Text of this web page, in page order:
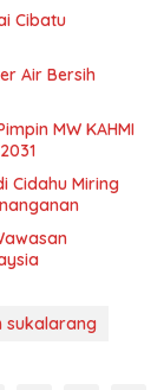
Cibatu
Air Bersih
MW KAHMI
Cidahu Miring
sukalarang